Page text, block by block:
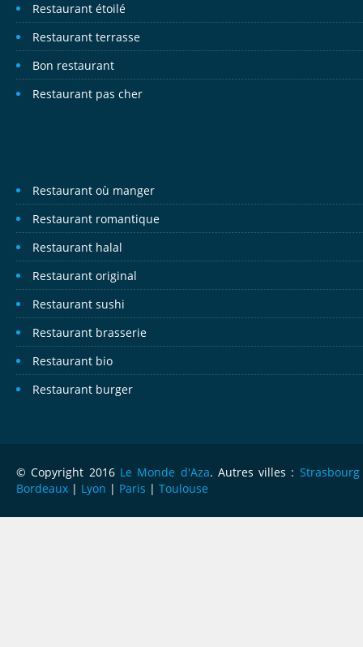
Restaurant étoilé
Restaurant terrasse
Bon restaurant
Restaurant pas cher
Restaurant où manger
Restaurant romantique
Restaurant halal
Restaurant original
Restaurant sushi
Restaurant brasserie
Restaurant bio
Restaurant burger
© Copyright 2016 Le Monde d'Aza. Autres villes : Strasbourg
Bordeaux | Lyon | Paris | Toulouse